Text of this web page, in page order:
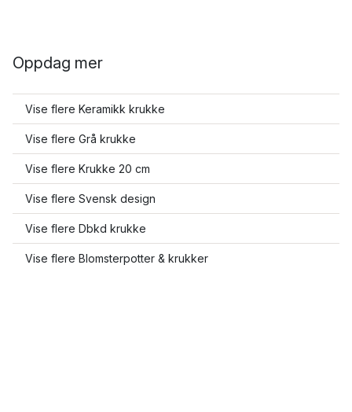
Oppdag mer
Vise flere Keramikk krukke
Vise flere Grå krukke
Vise flere Krukke 20 cm
Vise flere Svensk design
Vise flere Dbkd krukke
Vise flere Blomsterpotter & krukker